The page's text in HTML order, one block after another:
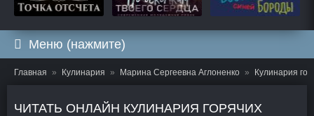
Меню (нажмите)
Главная Кулинария Марина Сергеевна Аглоненко Кулинария
ЧИТАТЬ ОНЛАЙН КУЛИНАРИЯ ГОРЯЧИХ